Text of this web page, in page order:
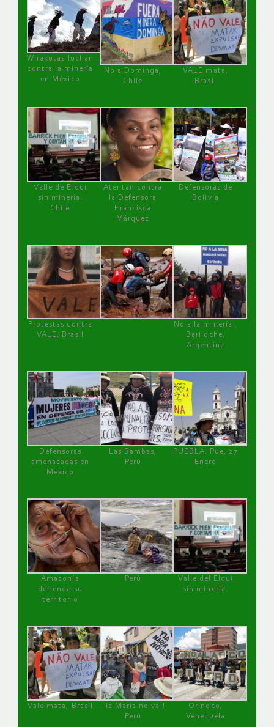
Wirakutas luchan
contra la minería
en México
No a Dominga,
Chile
VALE mata,
Brasil
Valle de Elqui
sin minería.
Chile
Atentan contra
la Defensora
Francisca
Márquez
Defensoras de
Bolivia
Protestas contra
VALE, Brasil
No a la minería ,
Bariloche,
Argentina
Defensoras
amenazadas en
México
Las Bambas,
Perú
PUEBLA, Pue, 27
Enero
Amazonía
defiende su
territorio
Perú
Valle del Elqui
sin minería.
Vale mata, Brasil
Tía María no va !
Perú
Orinoco,
Venezuela